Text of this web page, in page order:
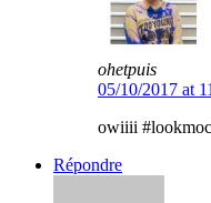
ohetpuis
05/10/2017 at
owiiii
Répondre